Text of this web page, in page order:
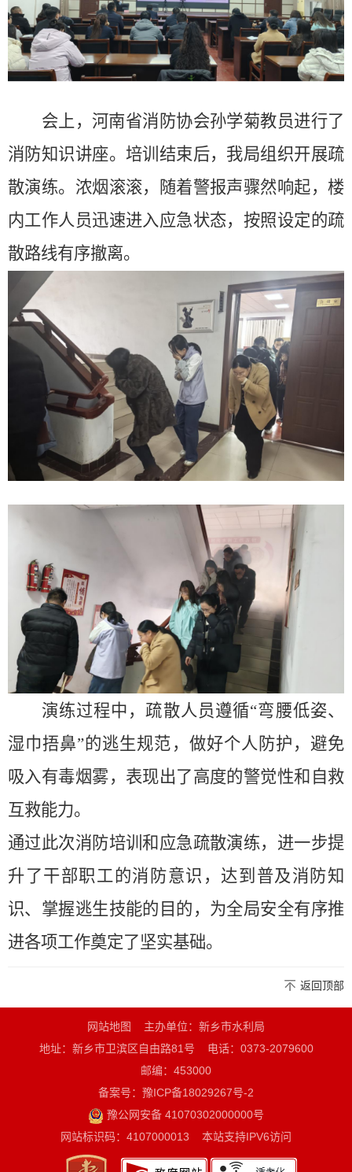
会上， 河南省消防协会孙学菊教员进行了
消防知识讲座。 培训结束后，我局组织开展疏
散演练。浓烟滚滚，随着警报声骤然响起，楼
内工作人员迅速进入应急状态，按照设定的疏
散路线有序撤离。
演练过程中，疏散人员遵循“弯腰低姿、
湿巾捂鼻”的逃生规范，做好个人防护，避免
吸入有毒烟雾，表现出了高度的警觉性和自救
互救能力。
通过此次消防培训和应急疏散演练，进一步提
升了干部职工的消防意识，达到普及消防知
识、 掌握逃生技能的目的，为全局安全有序推
进各项工作奠定了坚实基础。
返回顶部
网站地图
主办单位：新乡市水利局
地址：新乡市卫滨区自由路81号
电话：0373-2079600
邮编：453000
备案号：豫ICP备18029267号-2
豫公网安备 41070302000000号
网站标识码：4107000013
本站支持IPV6访问